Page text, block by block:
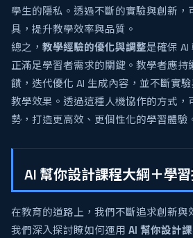
學生的隱私。透過不斷的實驗與創新，
具，提升教學效率與品質。
總之， 教學經驗的優化與調整是確保 AI
正滿足學習者需求的關鍵。教學者應持
饋，迭代優化 AI 生成內容，並不斷實
教學效果。透過這種人機協作的方式，
勢，打造更高效、更個性化的學習體驗
AI 幫你設計課程大綱＋學
在教育的道路上，我們不斷追求創新與
我們深入探討瞭如何運用 AI 幫你設計